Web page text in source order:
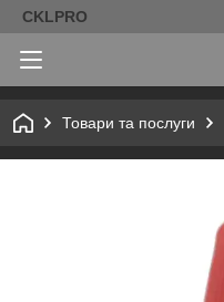
CKLPRO
Товари та послуги